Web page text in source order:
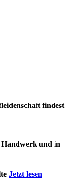
findest
Handwerk und in
Jetzt lesen